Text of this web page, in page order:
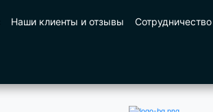
Наши клиенты и отзывы Сотрудничество